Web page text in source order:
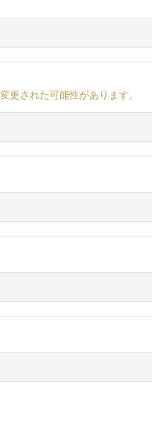
更された可能性があります。